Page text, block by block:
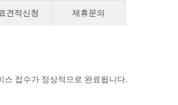
견적신청 제휴문의
스 접수가 정상적으로 완료됩니다.